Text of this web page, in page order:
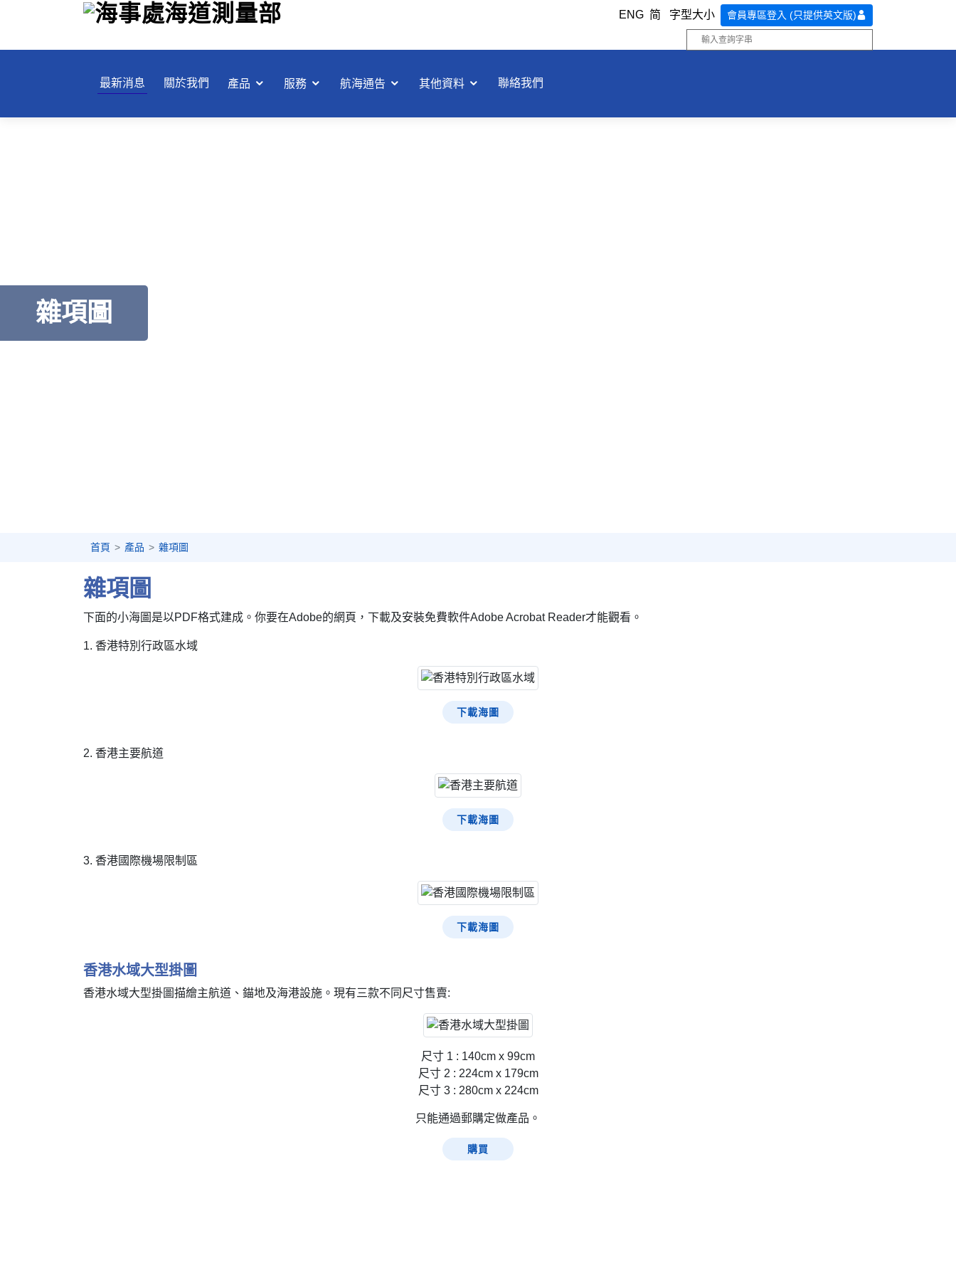
主
ENG 简 字型大小 會員專區登入 (只提供英文版)
最新消息 關於我們 產品 服務 航海通告 其他資料 聯絡我們
雜項圖
首頁 產品 雜項圖
雜項圖
下面的小海圖是以PDF格式建成。你要在Adobe的網頁，下載及安裝免費軟件Adobe Acrobat Reader才能觀看。
1. 香港特別行政區水域
下載海圖
2. 香港主要航道
下載海圖
3. 香港國際機場限制區
下載海圖
香港水域大型掛圖
香港水域大型掛圖描繪主航道、錨地及海港設施。現有三款不同尺寸售賣:
尺寸 1 : 140cm x 99cm
尺寸 2 : 224cm x 179cm
尺寸 3 : 280cm x 224cm
只能通過郵購定做產品。
購買